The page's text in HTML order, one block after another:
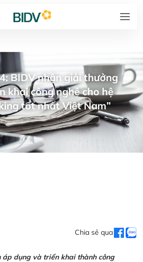
BIDV nhận giải thưởng
khai công nghệ cho hệ
tốt nhất Việt Nam”
Chia sẻ qua
dụng và triển khai thành công